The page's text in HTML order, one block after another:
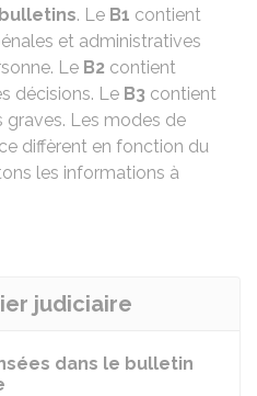
. Le B1 contient
et administratives
Le B2 contient
décisions. Le B3 contient
Les modes de
diffèrent en fonction du
les informations à
judiciaire
dans le bulletin